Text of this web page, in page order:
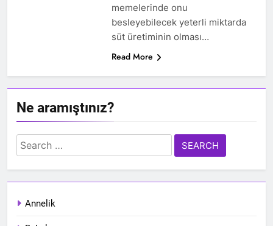
memelerinde onu
besleyebilecek yeterli miktarda
süt üretiminin olması…
Read More
Ne aramıştınız?
Search
for:
Annelik